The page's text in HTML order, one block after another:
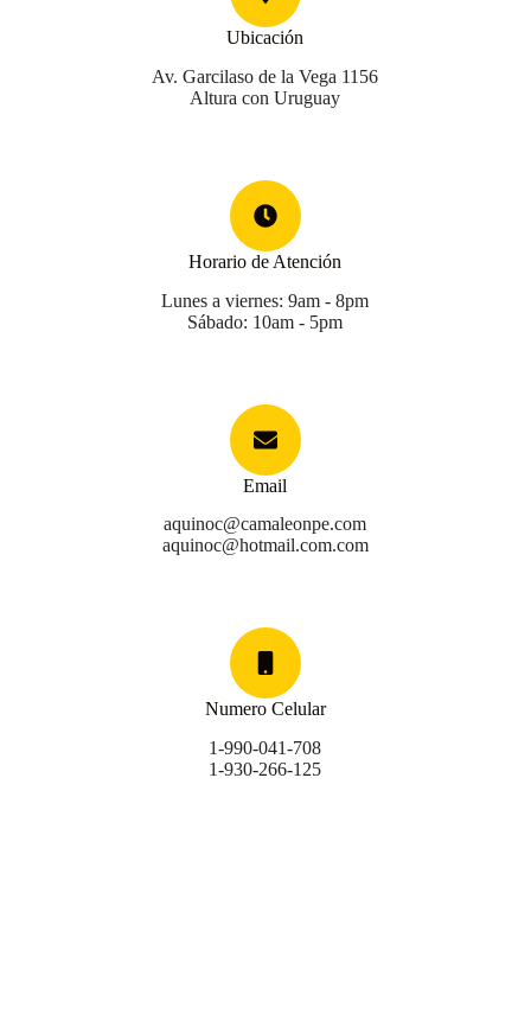
Ubicación
Av. Garcilaso de la Vega 1156
Altura con Uruguay
Horario de Atención
Lunes a viernes: 9am - 8pm
Sábado: 10am - 5pm
Email
aquinoc@camaleonpe.com
aquinoc@hotmail.com.com
Numero Celular
1-990-041-708
1-930-266-125